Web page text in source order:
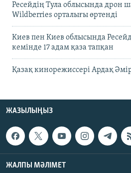
Ресейдің Тула облысында дрон
Wildberries орталығы өртенді
Киев пен Киев облысында
кемінде 17 адам қаза тапқан
Қазақ кинорежиссері Ардақ
ЖАЗЫЛЫҢЫЗ
ЖАЛПЫ МӘЛІМЕТ